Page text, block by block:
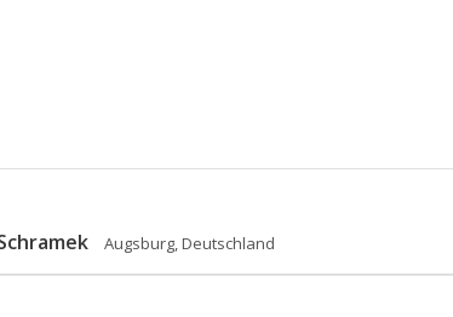
Augsburg, Deutschland